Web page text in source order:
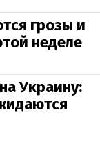
грозы и
неделе
Украину: